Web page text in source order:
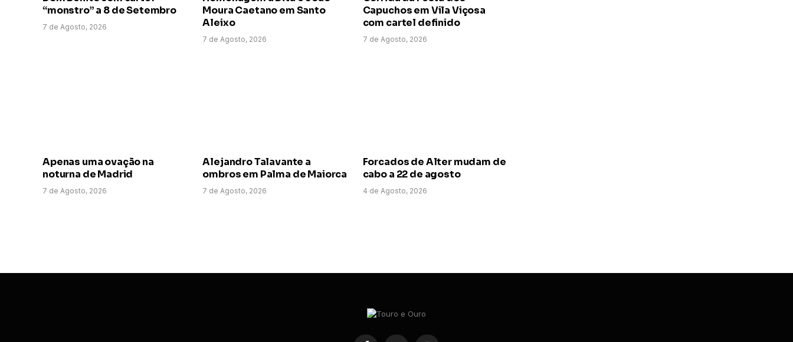
“monstro” a 8 de Setembro
7 de Agosto, 2026
Moura Caetano em Santo
Aleixo
7 de Agosto, 2026
Capuchos em Vila Viçosa
com cartel definido
7 de Agosto, 2026
Apenas uma ovação na
noturna de Madrid
7 de Agosto, 2026
Alejandro Talavante a
ombros em Palma de Maiorca
7 de Agosto, 2026
Forcados de Alter mudam de
cabo a 22 de agosto
4 de Agosto, 2026